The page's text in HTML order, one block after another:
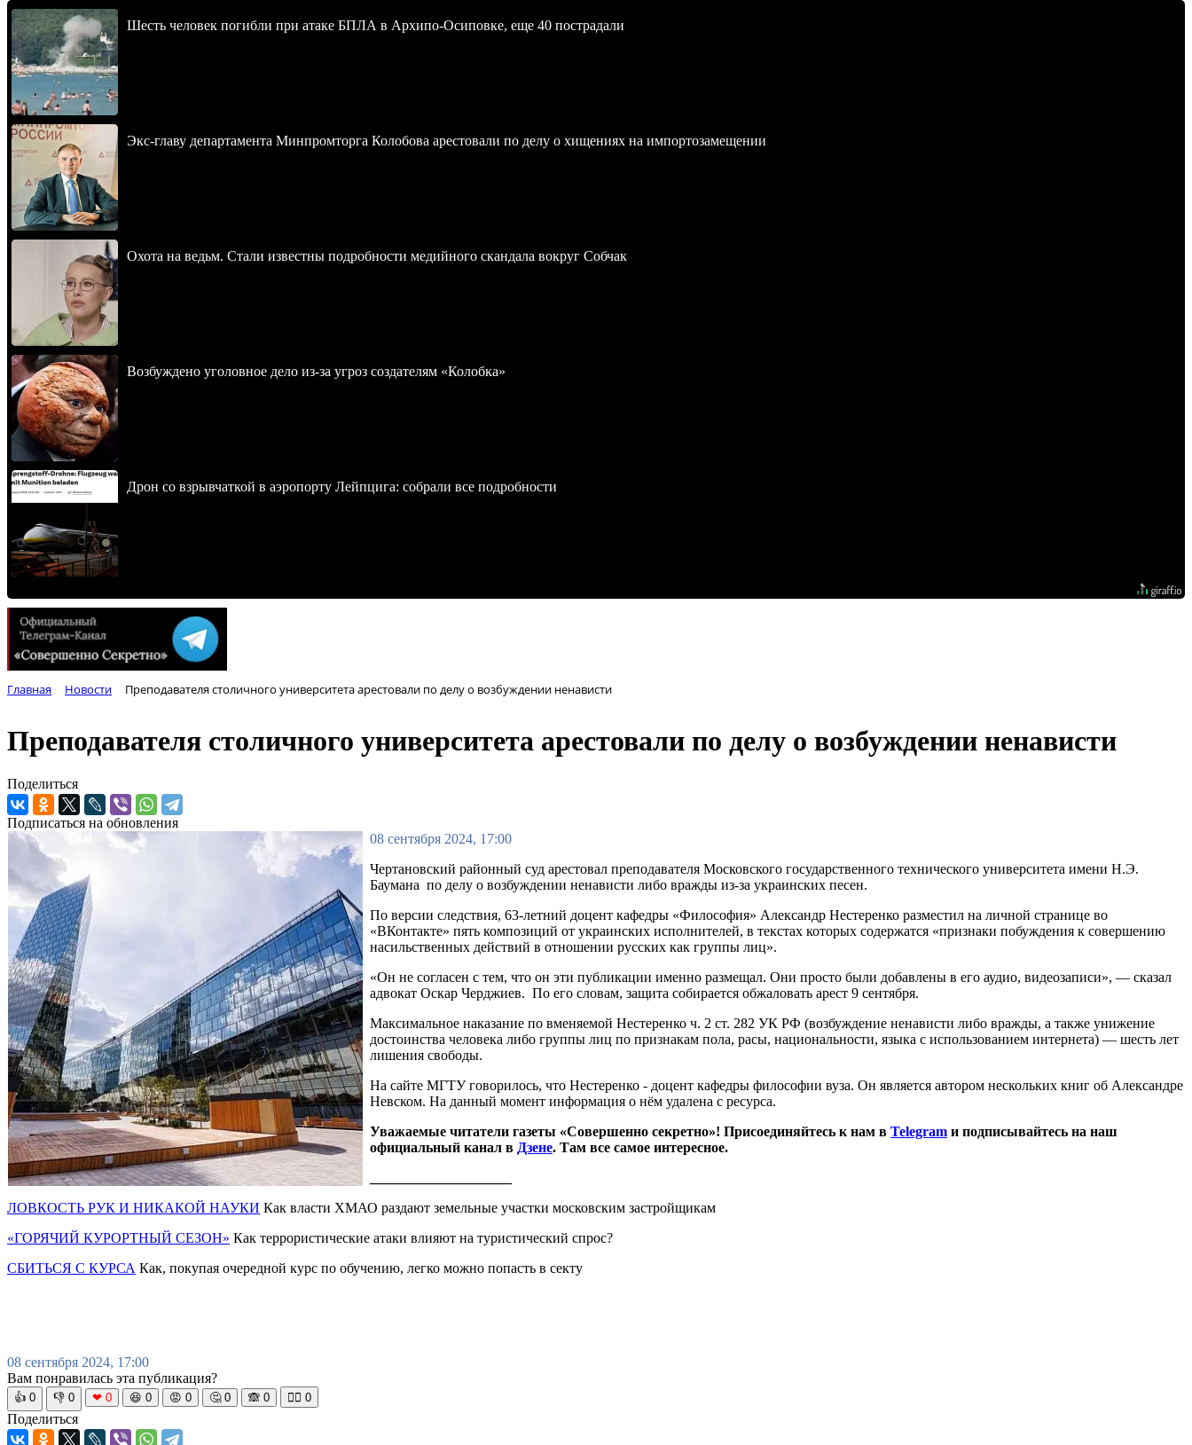
Шесть человек погибли при атаке БПЛА в Архипо-Осиповке, еще 40 пострадали
Экс-главу департамента Минпромторга Колобова арестовали по делу о хищениях на импортозамещении
Охота на ведьм. Стали известны подробности медийного скандала вокруг Собчак
Возбуждено уголовное дело из-за угроз создателям «Колобка»
Дрон со взрывчаткой в аэропорту Лейпцига: собрали все подробности
Главная Новости Преподавателя столичного университета арестовали по делу о возбуждении ненависти
Преподавателя столичного университета арестовали по делу о возбуждении ненависти
Поделиться
Подписаться на обновления
08 сентября 2024, 17:00
Чертановский районный суд арестовал преподавателя Московского государственного технического университета имени Н.Э.
Баумана по делу о возбуждении ненависти либо вражды из-за украинских песен.
По версии следствия, 63-летний доцент кафедры «Философия» Александр Нестеренко разместил на личной странице во
«ВКонтакте» пять композиций от украинских исполнителей, в текстах которых содержатся «признаки побуждения к совершению
насильственных действий в отношении русских как группы лиц».
«Он не согласен с тем, что он эти публикации именно размещал. Они просто были добавлены в его аудио, видеозаписи», — сказал
адвокат Оскар Черджиев. По его словам, защита собирается обжаловать арест 9 сентября.
Максимальное наказание по вменяемой Нестеренко ч. 2 ст. 282 УК РФ (возбуждение ненависти либо вражды, а также унижение
достоинства человека либо группы лиц по признакам пола, расы, национальности, языка с использованием интернета) — шесть лет
лишения свободы.
На сайте МГТУ говорилось, что Нестеренко - доцент кафедры философии вуза. Он является автором нескольких книг об Александре
Невском. На данный момент информация о нём удалена с ресурса.
Уважаемые читатели газеты «Совершенно секретно»! Присоединяйтесь к нам в Telegram и подписывайтесь на наш
официальный канал в Дзене. Там все самое интересное.
ЛОВКОСТЬ РУК И НИКАКОЙ НАУКИ Как власти ХМАО раздают земельные участки московским застройщикам
«ГОРЯЧИЙ КУРОРТНЫЙ СЕЗОН» Как террористические атаки влияют на туристический спрос?
СБИТЬСЯ С КУРСА Как, покупая очередной курс по обучению, легко можно попасть в секту
08 сентября 2024, 17:00
Вам понравилась эта публикация?
👍 0 👎 0 ❤ 0 😆 0 😡 0 🤔 0 🙈 0 🧘‍♀️ 0
Поделиться